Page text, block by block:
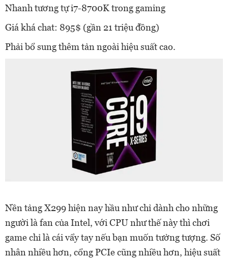
Nhanh tương tự i7-8700K trong gaming
Giá khá chat: 895$ (gần 21 triệu đồng)
Phải bổ sung thêm tản ngoài hiệu suất cao.
Nền tảng X299 hiện nay hầu như chỉ dành cho những
người là fan của Intel, với CPU như thế này thì chơi
game chỉ là cái vẩy tay nếu bạn muốn tưởng tượng. Số
nhân nhiều hơn, cổng PCIe cũng nhiều hơn, hiệu suất